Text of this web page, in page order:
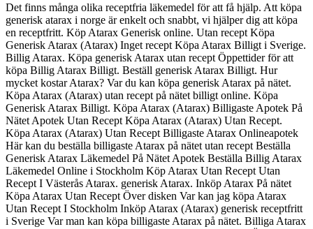
Det finns många olika receptfria läkemedel för att få hjälp. Att köpa
generisk atarax i norge är enkelt och snabbt, vi hjälper dig att köpa
en receptfritt. Köp Atarax Generisk online. Utan recept Köpa
Generisk Atarax (Atarax) Inget recept Köpa Atarax Billigt i Sverige.
Billig Atarax. Köpa generisk Atarax utan recept Öppettider för att
köpa Billig Atarax Billigt. Beställ generisk Atarax Billigt. Hur
mycket kostar Atarax? Var du kan köpa generisk Atarax på nätet.
Köpa Atarax (Atarax) utan recept på nätet billigt online. Köpa
Generisk Atarax Billigt. Köpa Atarax (Atarax) Billigaste Apotek På
Nätet Apotek Utan Recept Köpa Atarax (Atarax) Utan Recept.
Köpa Atarax (Atarax) Utan Recept Billigaste Atarax Onlineapotek
Här kan du beställa billigaste Atarax på nätet utan recept Beställa
Generisk Atarax Läkemedel På Nätet Apotek Beställa Billig Atarax
Läkemedel Online i Stockholm Köp Atarax Utan Recept Utan
Recept I Västerås Atarax. generisk Atarax. Inköp Atarax På nätet
Köpa Atarax Utan Recept Över disken Var kan jag köpa Atarax
Utan Recept I Stockholm Inköp Atarax (Atarax) generisk receptfritt
i Sverige Var man kan köpa billigaste Atarax på nätet. Billiga Atarax